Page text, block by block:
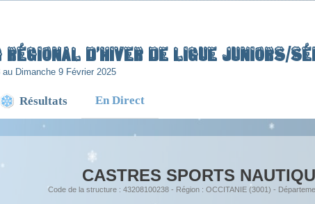
Régional d’Hiver de Ligue Juniors/
au Dimanche 9 Février 2025
Résultats En Direct
CASTRES SPORTS
Code de la structure : 43208100238 - Région : OCCITANIE (3001) -